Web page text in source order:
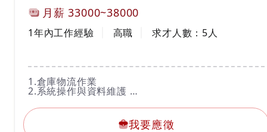
月薪 33000~38000
工作經驗
1年內工作經驗 高職 求才人數： 5人
工作內容
1.倉庫物流作業
2.系統操作與資料維護
4.有機具操作經驗者尤佳，例如：拖板車、堆高機等
我要應徵
我要應徵